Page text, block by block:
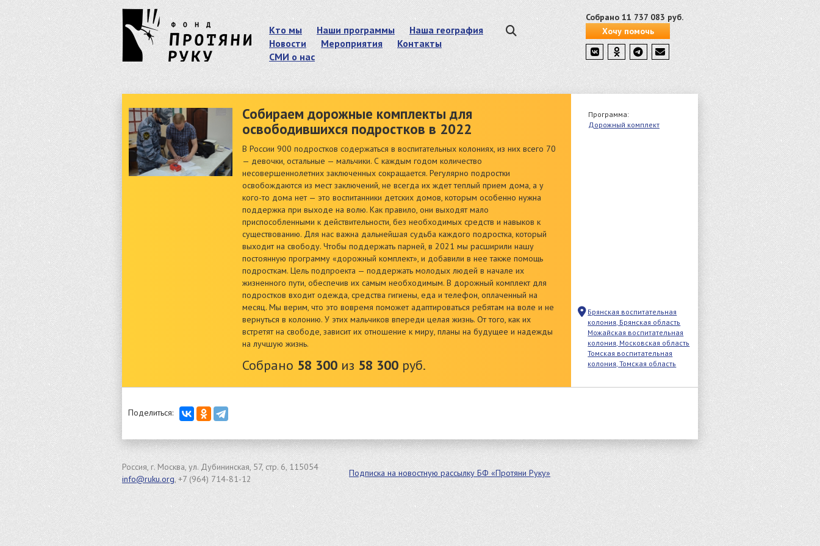
Кто мы Наши программы
Наша география
Новости
Мероприятия
Контакты
СМИ о нас
Собрано 11 737 083 руб.
Хочу помочь
Собираем дорожные комплекты для
освободившихся подростков в 2022
В России 900 подростков содержаться в воспитательных колониях, из них всего 70
— девочки, остальные — мальчики. С каждым годом количество
несовершеннолетних заключенных сокращается. Регулярно подростки
освобождаются из мест заключений, не всегда их ждет теплый прием дома, а у
кого-то дома нет — это воспитанники детских домов, которым особенно нужна
поддержка при выходе на волю. Как правило, они выходят мало
приспособленными к действительности, без необходимых средств и навыков к
существованию. Для нас важна дальнейшая судьба каждого подростка, который
выходит на свободу. Чтобы поддержать парней, в 2021 мы расширили нашу
постоянную программу «дорожный комплект», и добавили в нее также помощь
подросткам. Цель подпроекта — поддержать молодых людей в начале их
жизненного пути, обеспечив их самым необходимым. В дорожный комплект для
подростков входит одежда, средства гигиены, еда и телефон, оплаченный на
месяц. Мы верим, что это вовремя поможет адаптироваться ребятам на воле и не
вернуться в колонию. У этих мальчиков впереди целая жизнь. От того, как их
встретят на свободе, зависит их отношение к миру, планы на будущее и надежды
на лучшую жизнь.
Собрано 58 300 из 58 300 руб.
Программа:
Дорожный комплект
Брянская воспитательная
колония, Брянская область
Можайская воспитательная
колония, Московская область
Томская воспитательная
колония, Томская область
Поделиться:
Россия, г. Москва, ул. Дубининская, 57, стр. 6, 115054
info@ruku.org, +7 (964) 714-81-12
Подписка на новостную рассылку БФ «Протяни Руку»